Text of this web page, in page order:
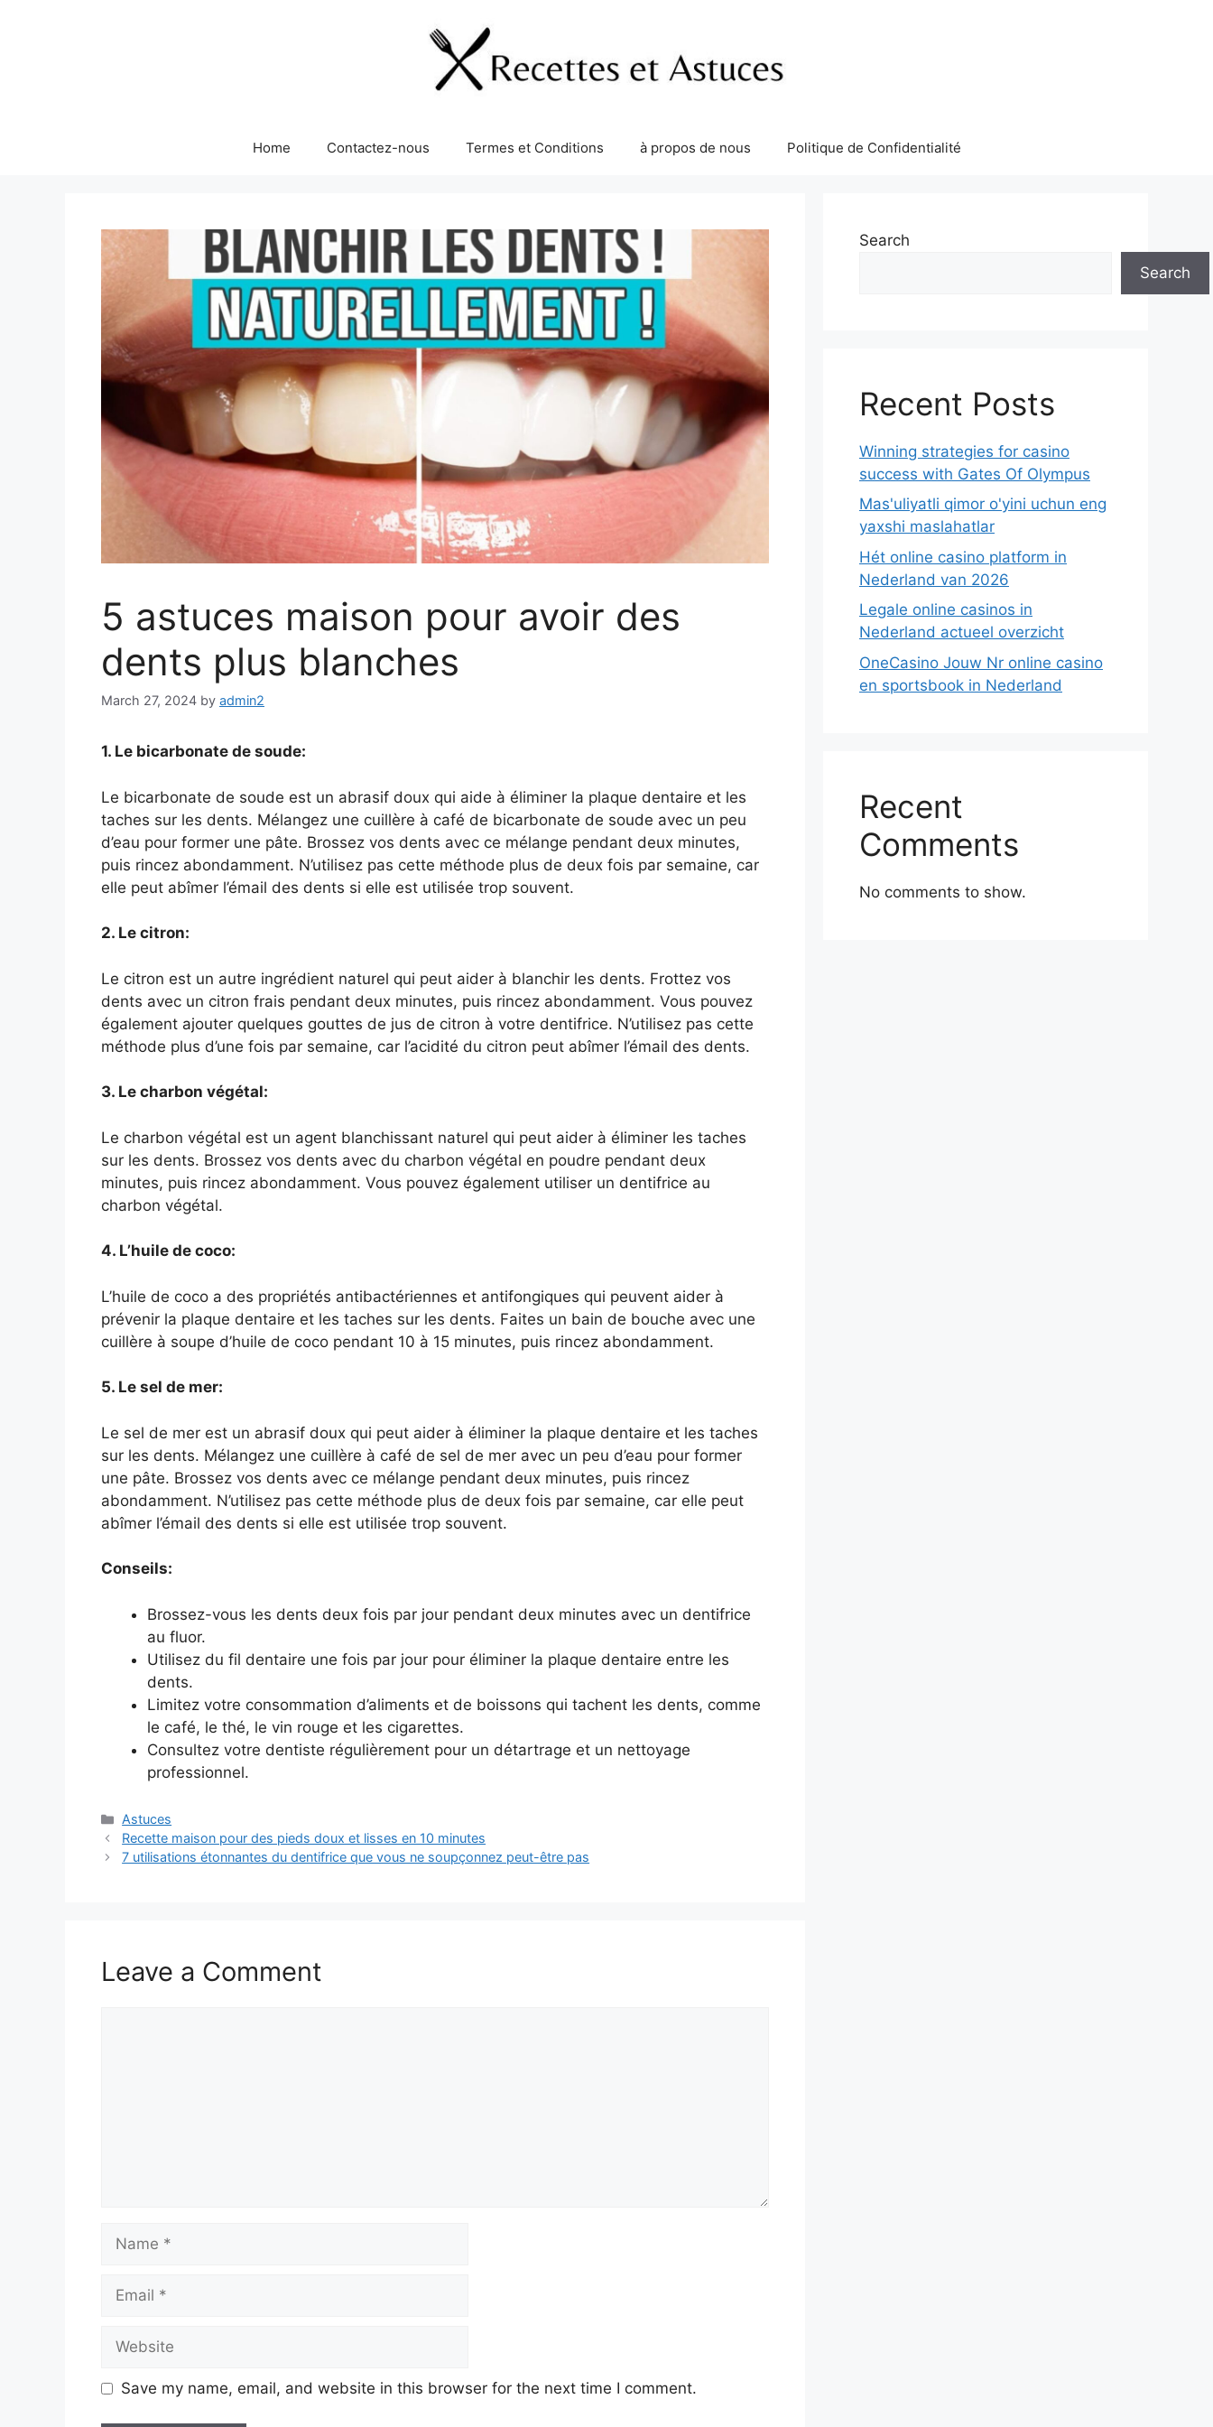
Home Contactez-nous Termes et Conditions à propos de nous Politique de Confidentialité
5 astuces maison pour avoir des
dents plus blanches
March 27, 2024 by admin2
1. Le bicarbonate de soude:
Le bicarbonate de soude est un abrasif doux qui aide à éliminer la plaque dentaire et les
taches sur les dents. Mélangez une cuillère à café de bicarbonate de soude avec un peu
d’eau pour former une pâte. Brossez vos dents avec ce mélange pendant deux minutes,
puis rincez abondamment. N’utilisez pas cette méthode plus de deux fois par semaine, car
elle peut abîmer l’émail des dents si elle est utilisée trop souvent.
2. Le citron:
Le citron est un autre ingrédient naturel qui peut aider à blanchir les dents. Frottez vos
dents avec un citron frais pendant deux minutes, puis rincez abondamment. Vous pouvez
également ajouter quelques gouttes de jus de citron à votre dentifrice. N’utilisez pas cette
méthode plus d’une fois par semaine, car l’acidité du citron peut abîmer l’émail des dents.
3. Le charbon végétal:
Le charbon végétal est un agent blanchissant naturel qui peut aider à éliminer les taches
sur les dents. Brossez vos dents avec du charbon végétal en poudre pendant deux
minutes, puis rincez abondamment. Vous pouvez également utiliser un dentifrice au
charbon végétal.
4. L’huile de coco:
L’huile de coco a des propriétés antibactériennes et antifongiques qui peuvent aider à
prévenir la plaque dentaire et les taches sur les dents. Faites un bain de bouche avec une
cuillère à soupe d’huile de coco pendant 10 à 15 minutes, puis rincez abondamment.
5. Le sel de mer:
Le sel de mer est un abrasif doux qui peut aider à éliminer la plaque dentaire et les taches
sur les dents. Mélangez une cuillère à café de sel de mer avec un peu d’eau pour former
une pâte. Brossez vos dents avec ce mélange pendant deux minutes, puis rincez
abondamment. N’utilisez pas cette méthode plus de deux fois par semaine, car elle peut
abîmer l’émail des dents si elle est utilisée trop souvent.
Conseils:
Brossez-vous les dents deux fois par jour pendant deux minutes avec un dentifrice
au fluor.
Utilisez du fil dentaire une fois par jour pour éliminer la plaque dentaire entre les
dents.
Limitez votre consommation d’aliments et de boissons qui tachent les dents, comme
le café, le thé, le vin rouge et les cigarettes.
Consultez votre dentiste régulièrement pour un détartrage et un nettoyage
professionnel.
Categories
Astuces
Recette maison pour des pieds doux et lisses en 10 minutes
7 utilisations étonnantes du dentifrice que vous ne soupçonnez peut-être pas
Leave a Comment
Name
Email
Website
Save my name, email, and website in this browser for the next time I comment.
Search
Search
Recent Posts
Winning strategies for casino
success with Gates Of Olympus
Mas'uliyatli qimor o'yini uchun eng
yaxshi maslahatlar
Hét online casino platform in
Nederland van 2026
Legale online casinos in
Nederland actueel overzicht
OneCasino Jouw Nr online casino
en sportsbook in Nederland
Recent
Comments
No comments to show.